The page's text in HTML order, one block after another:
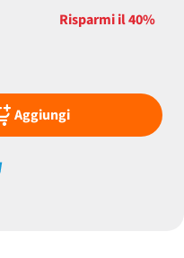
Risparmi il40%
Aggiungi